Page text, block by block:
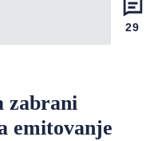
29
zabrani
emitovanje